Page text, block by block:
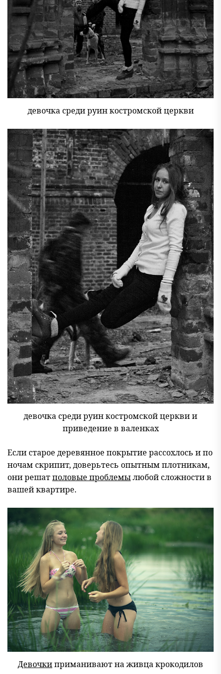
девочка среди руин костромской церкви
девочка среди руин костромской церкви и
приведение в валенках
Если старое деревянное покрытие рассохлось и по
ночам скрипит, доверьтесь опытным плотникам,
они решатполовые проблемылюбой сложности в
вашей квартире.
Девочкиприманивают на живца крокодилов